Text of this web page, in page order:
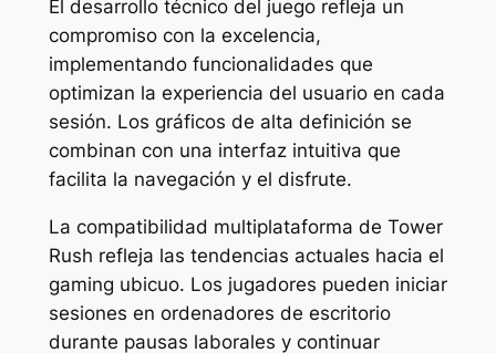
El desarrollo técnico del juego refleja un
compromiso con la excelencia,
implementando funcionalidades que
optimizan la experiencia del usuario en cada
sesión. Los gráficos de alta definición se
combinan con una interfaz intuitiva que
facilita la navegación y el disfrute.
La compatibilidad multiplataforma de Tower
Rush refleja las tendencias actuales hacia el
gaming ubicuo. Los jugadores pueden iniciar
sesiones en ordenadores de escritorio
durante pausas laborales y continuar